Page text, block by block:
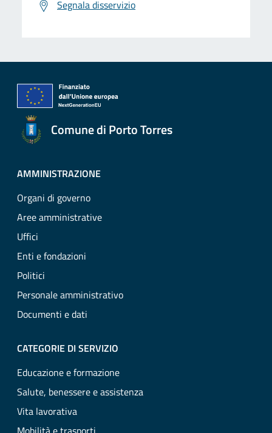
Segnala disservizio
Comune di Porto Torres
AMMINISTRAZIONE
Organi di governo
Aree amministrative
Uffici
Enti e fondazioni
Politici
Personale amministrativo
Documenti e dati
CATEGORIE DI SERVIZIO
Educazione e formazione
Salute, benessere e assistenza
Vita lavorativa